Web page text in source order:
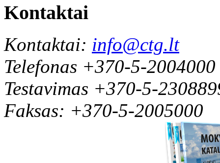
Kontaktai
Kontaktai: info@ctg.lt
Telefonas +370-5-2004000
Testavimas +370-5-
Faksas: +370-5-2005000